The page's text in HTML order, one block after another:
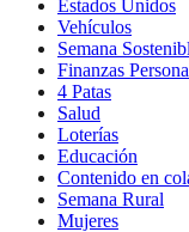
Estados Unidos
Vehículos
Semana
Finanzas
4 Patas
Salud
Loterías
Educación
Contenido en
Semana Rural
Mujeres